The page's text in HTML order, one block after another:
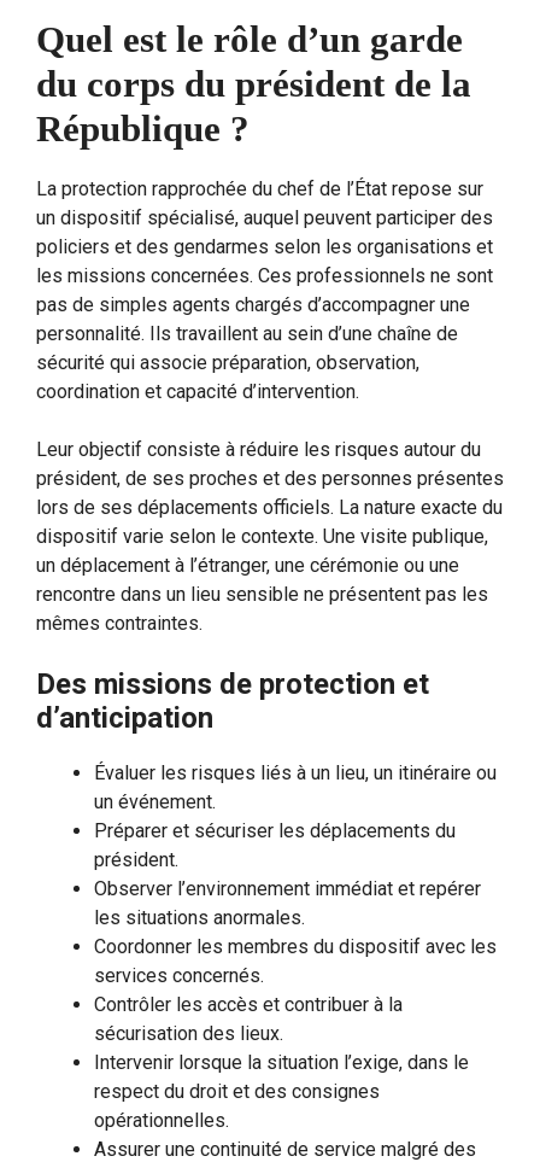
Quel est le rôle d’un garde
du corps du président de la
République ?
La protection rapprochée du chef de l’État repose sur
un dispositif spécialisé, auquel peuvent participer des
policiers et des gendarmes selon les organisations et
les missions concernées. Ces professionnels ne sont
pas de simples agents chargés d’accompagner une
personnalité. Ils travaillent au sein d’une chaîne de
sécurité qui associe préparation, observation,
coordination et capacité d’intervention.
Leur objectif consiste à réduire les risques autour du
président, de ses proches et des personnes présentes
lors de ses déplacements officiels. La nature exacte du
dispositif varie selon le contexte. Une visite publique,
un déplacement à l’étranger, une cérémonie ou une
rencontre dans un lieu sensible ne présentent pas les
mêmes contraintes.
Des missions de protection et
d’anticipation
Évaluer les risques liés à un lieu, un itinéraire ou
un événement.
Préparer et sécuriser les déplacements du
président.
Observer l’environnement immédiat et repérer
les situations anormales.
Coordonner les membres du dispositif avec les
services concernés.
Contrôler les accès et contribuer à la
sécurisation des lieux.
Intervenir lorsque la situation l’exige, dans le
respect du droit et des consignes
opérationnelles.
Assurer une continuité de service malgré des